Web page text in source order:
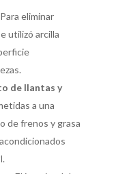
Para eliminar
utilizó arcilla
de llantas y
a una
de frenos y grasa